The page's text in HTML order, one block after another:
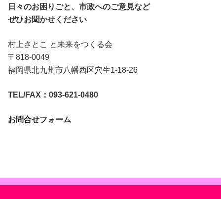
日々のお困りごと、市政へのご意見など
ぜひお聞かせください
村上さとこ と未来をつくる会
〒818-0049
福岡県北九州市八幡西区穴生1-18-26
TEL/FAX：093-621-0480
お問合せフォーム